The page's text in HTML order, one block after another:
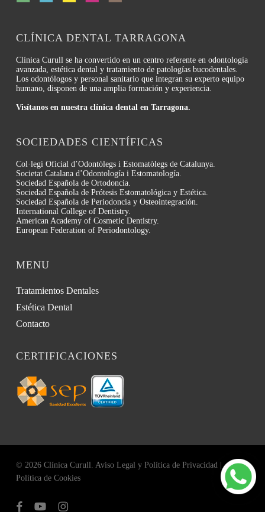
CLÍNICA DENTAL TARRAGONA
Clínica Curull se ha convertido en un centro referente en odontología
avanzada, estética dental y tratamiento de patologías bucodentales.
Los odontólogos y personal sanitario que integran su experto equipo
humano, disponen de una amplia formación y experiencia.
Visítanos en nuestra clínica dental en Tarragona.
SOCIEDADES CIENTÍFICAS
Col·legi Oficial d’Odontòlegs i Estomatòlegs de Catalunya.
Societat Catalana d’Odontología i Estomatología.
Sociedad Española de Ortodoncia.
Sociedad Española de Prótesis Estomatológica y Estética.
Sociedad Española de Periodoncia y Osteointegración.
International College of Dentistry.
American Academy of Cosmetic Dentistry.
European Federation of Periodontology.
MENU
Tratamientos Dentales
Estética Dental
Contacto
CERTIFICACIONES
© 2026 Clínica Curull. Aviso Legal y Política de Privacidad|
Política de Cookies
facebookyoutubeinstagram